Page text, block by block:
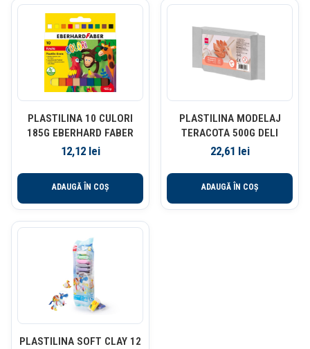
PLASTILINA 10 CULORI
185G EBERHARD FABER
12,12 lei
ADAUGĂ ÎN COȘ
PLASTILINA MODELAJ
TERACOTA 500G DELI
22,61 lei
ADAUGĂ ÎN COȘ
PLASTILINA SOFT CLAY 12